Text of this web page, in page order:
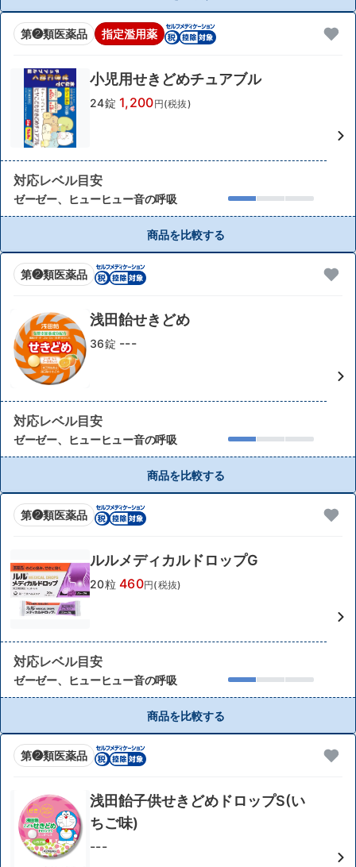
第❷類医薬品 指定濫用薬
小児用せきどめチュアブル
24錠 1,200円(税抜)
対応レベル目安
ゼーゼー、ヒューヒュー音の呼吸
商品を比較する
第❷類医薬品
浅田飴せきどめ
36錠 ---
対応レベル目安
ゼーゼー、ヒューヒュー音の呼吸
商品を比較する
第❷類医薬品
ルルメディカルドロップG
20粒 460円(税抜)
対応レベル目安
ゼーゼー、ヒューヒュー音の呼吸
商品を比較する
第❷類医薬品
浅田飴子供せきどめドロップS(い
ちご味)
---